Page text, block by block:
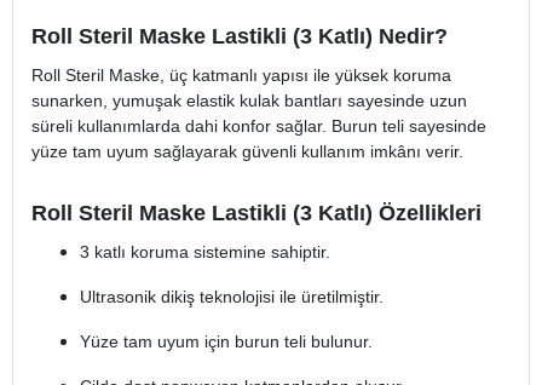
Roll Steril Maske Lastikli (3 Katlı) Nedir?
Roll Steril Maske, üç katmanlı yapısı ile yüksek koruma
sunarken, yumuşak elastik kulak bantları sayesinde uzun
süreli kullanımlarda dahi konfor sağlar. Burun teli sayesinde
yüze tam uyum sağlayarak güvenli kullanım imkânı verir.
Roll Steril Maske Lastikli (3 Katlı) Özellikleri
3 katlı koruma sistemine sahiptir.
Ultrasonik dikiş teknolojisi ile üretilmiştir.
Yüze tam uyum için burun teli bulunur.